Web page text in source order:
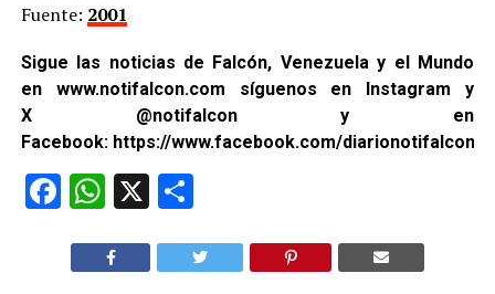
Fuente: 2001
Sigue las noticias de Falcón, Venezuela y el Mundo
en www.notifalcon.com síguenos en Instagram y
X @notifalcony en
Facebook: https://www.facebook.com/diarionotifalcon2/
Facebook
WhatsApp
X Compartir